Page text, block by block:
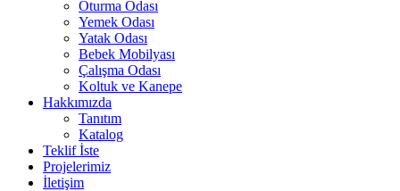
Oturma Odası
Yemek Odası
Yatak Odası
Bebek Mobilyası
Çalışma Odası
Koltuk ve Kanepe
Hakkımızda
Tanıtım
Katalog
Teklif İste
Projelerimiz
İletişim